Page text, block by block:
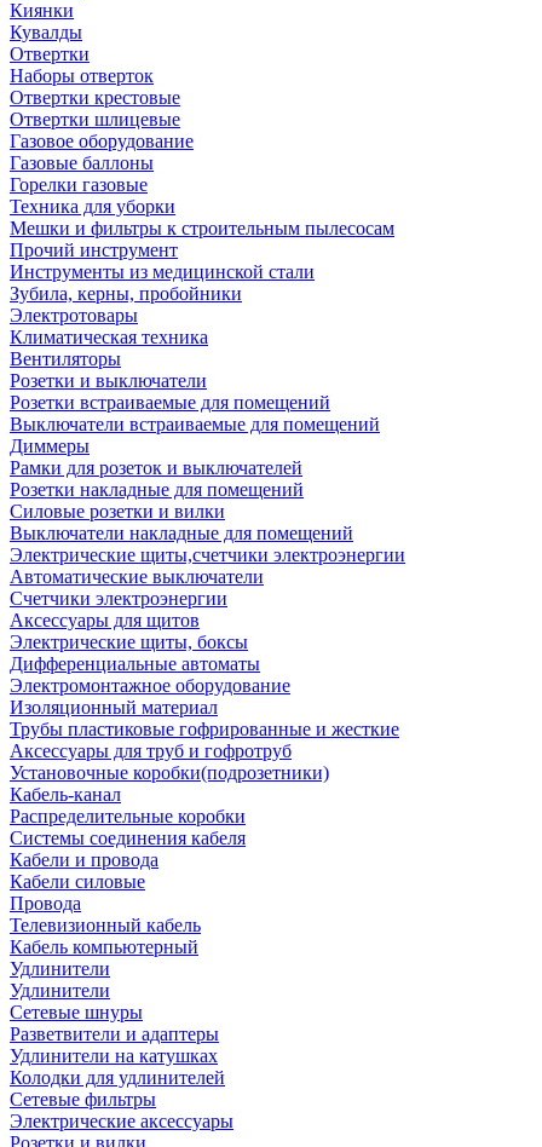
Киянки
Кувалды
Отвертки
Наборы отверток
Отвертки крестовые
Отвертки шлицевые
Газовое оборудование
Газовые баллоны
Горелки газовые
Техника для уборки
Мешки и фильтры к строительным пылесосам
Прочий инструмент
Инструменты из медицинской стали
Зубила, керны, пробойники
Электротовары
Климатическая техника
Вентиляторы
Розетки и выключатели
Розетки встраиваемые для помещений
Выключатели встраиваемые для помещений
Диммеры
Рамки для розеток и выключателей
Розетки накладные для помещений
Силовые розетки и вилки
Выключатели накладные для помещений
Электрические щиты,счетчики электроэнергии
Автоматические выключатели
Счетчики электроэнергии
Аксессуары для щитов
Электрические щиты, боксы
Дифференциальные автоматы
Электромонтажное оборудование
Изоляционный материал
Трубы пластиковые гофрированные и жесткие
Аксессуары для труб и гофротруб
Установочные коробки(подрозетники)
Кабель-канал
Распределительные коробки
Системы соединения кабеля
Кабели и провода
Кабели силовые
Провода
Телевизионный кабель
Кабель компьютерный
Удлинители
Удлинители
Сетевые шнуры
Разветвители и адаптеры
Удлинители на катушках
Колодки для удлинителей
Сетевые фильтры
Электрические аксессуары
Розетки и вилки